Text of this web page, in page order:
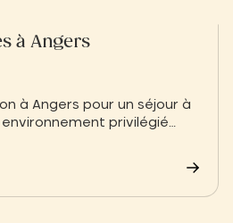
à Angers
à Angers pour un séjour à
privilégié